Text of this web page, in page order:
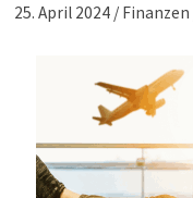
25. April 2024 / Finanzen